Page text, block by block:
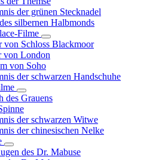
der grünen Stecknadel
silbernen Halbmonds
Filme
Unternavigation
von
Bryan-
Wallace-
von Schloss Blackmoor
von London
von Soho
der schwarzen Handschuhe
Unternavigation
von
Weinert-
Wilton-
Filme
des Grauens
der schwarzen Witwe
der chinesischen Nelke
Unternavigation
von
des Dr. Mabuse